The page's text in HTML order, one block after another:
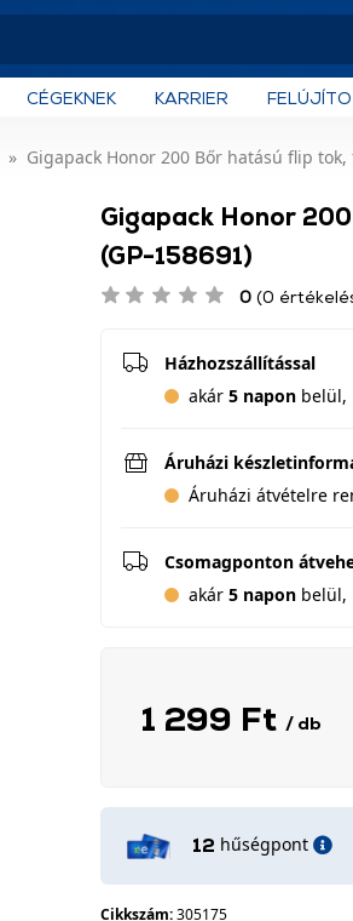
CÉGEKNEK KARRIER
Gigapack Honor 200 Bőr hatású flip tok,
Gigapack Honor
(GP-158691)
0 (0
Házhozszállítással
akár 5 napon belül,
Áruházi
Áruházi átvételre
Csomagponton
akár 5 napon belül,
1 299 Ft / db
12 hűségpont
Cikkszám:305175